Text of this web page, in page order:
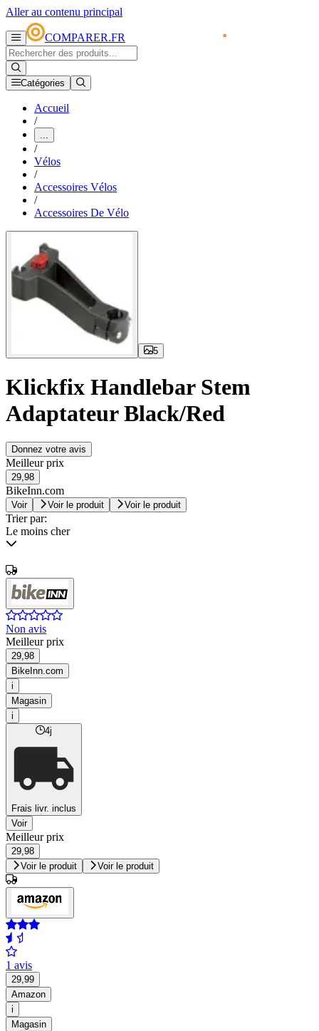
Aller au contenu principal
COMPARER.FR
Catégories
Accueil
/
...
/
Vélos
/
Accessoires Vélos
/
Accessoires De Vélo
5
Klickfix Handlebar Stem
Adaptateur Black/Red
Donnez votre avis
Meilleur prix
29,98
BikeInn.com
Voir Voir le produit Voir le produit
Trier par:
Le moins cher
Non avis
Meilleur prix
29,98
BikeInn.com
i
Magasin
i
4j
Frais livr. inclus
Voir
Meilleur prix
29,98
Voir le produit
Voir le produit
1 avis
29,99
Amazon
i
Magasin